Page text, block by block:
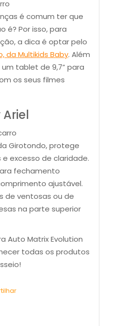
é comum ter que
é? Por isso, para
a dica é optar pelo
da Multikids Baby. Além
tablet de 9,7” para
os seus filmes
Girotondo, protege
excesso de claridade.
fechamento
ajustável.
de ventosas ou de
na parte superior
Auto Matrix Evolution
todas os produtos